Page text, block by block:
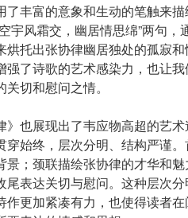
了丰富的意象和生动的笔触来
宇风霜交，幽居情思绵”两句，
烘托出张协律幽居独处的孤寂
强了诗歌的艺术感染力，也让
切和慰问之情。
》也展现出了韦应物高超的艺
穿始终，层次分明、结构严谨
景；颈联描绘张协律的才华和
尾表达关切与慰问。这种层次
作更加紧凑有力，也使得读者